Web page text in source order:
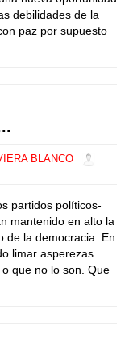
debilidades de la
paz por supuesto
BLANCO
partidos políticos-
mantenido en alto la
de la democracia. En
limar asperezas.
que no lo son. Que